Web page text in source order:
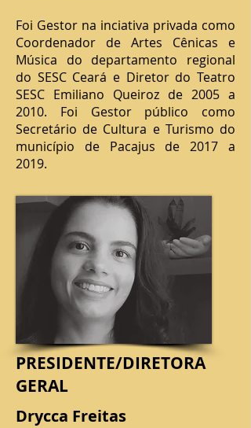
Foi Gestor na inciativa privada como
Coordenador de Artes Cênicas e
Música do departamento regional
do SESC Ceará e Diretor do Teatro
SESC Emiliano Queiroz de 2005 a
2010. Foi Gestor público como
Secretário de Cultura e Turismo do
município de Pacajus de 2017 a
2019.
PRESIDENTE/DIRETORA
GERAL
Drycca Freitas